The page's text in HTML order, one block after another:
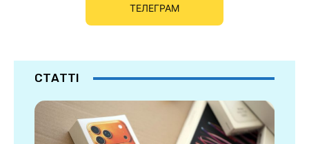
ТЕЛЕГРАМ
СТАТТІ